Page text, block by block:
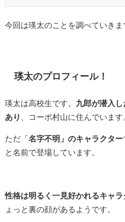
今回は瑛太のことを調べていきま
瑛太のプロフィール！
瑛太は高校生です。 九郎が潜入
あり
、コーポ村山に住んでいます
ただ「 名字不明」のキャラクター
と名前で登場しています。
性格は明るく一見好かれるキャラ
ょっと裏の顔があるようです。